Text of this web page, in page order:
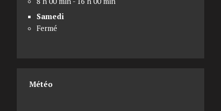
Samedi
Fermé
Météo